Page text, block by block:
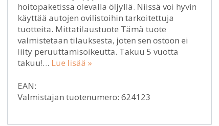
hoitopaketissa olevalla öljyllä. Niissä voi hyvin
käyttää autojen ovilistoihin tarkoitettuja
tuotteita. Mittatilaustuote Tämä tuote
valmistetaan tilauksesta, joten sen ostoon ei
liity peruuttamisoikeutta. Takuu 5 vuotta
takuu!… Lue lisää »
EAN:
Valmistajan tuotenumero: 624123